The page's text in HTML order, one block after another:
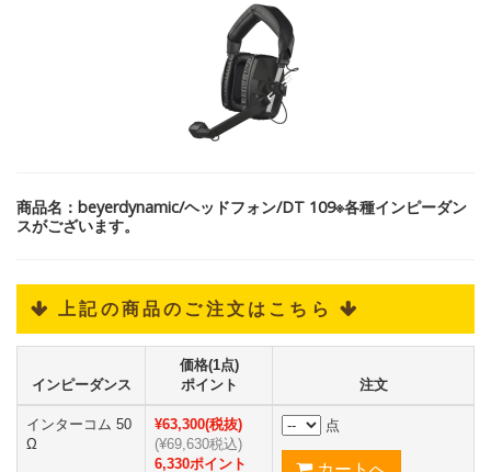
商品名：beyerdynamic/ヘッドフォン/DT 109※各種インピーダン
スがございます。
 上記の商品のご注文はこちら 
インピーダンス
価格(1点)
ポイント
注文
インターコム 50
Ω
¥63,300(税抜)
(¥69,630税込)
6,330ポイント
点